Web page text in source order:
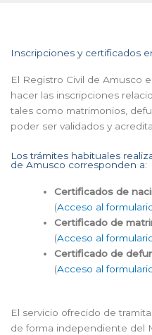
Inscripciones y certificados
El Registro Civil de Amusco
hacer las inscripciones
tales como matrimonios,
poder ser validados y
Los trámites habituales
de Amusco corresponden a:
Certificados de
(Acceso al
Certificado de
(Acceso al
Certificado de
(Acceso al
El servicio ofrecido de
de forma independiente del